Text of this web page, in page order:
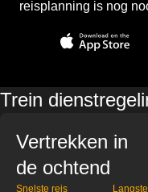
reisplanning is nog
Trein
Vertrekken in
de ochtend
Snelste reis